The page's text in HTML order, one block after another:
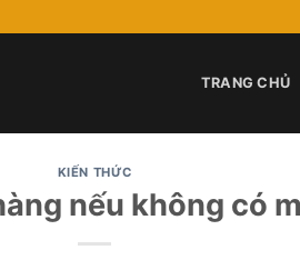
TRANG CHỦ
KIẾN THỨC
nếu không có